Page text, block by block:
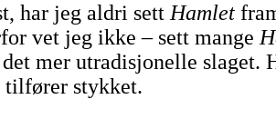
har jeg aldri sett Hamlet
vet jeg ikke – sett mange
mer utradisjonelle slaget.
tilfører stykket.